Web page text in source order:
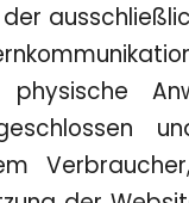
physische